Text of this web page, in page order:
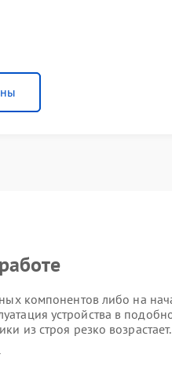
компонентов либо на
устройства в
из строя резко возрастает.